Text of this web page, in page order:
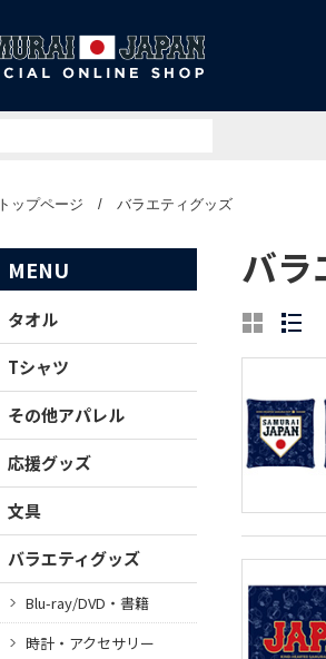
侍ジャ
トップページ / バラエティグッズ
MENU
タオル
Tシャツ
その他アパレル
応援グッズ
文具
バラエティグッズ
Blu-ray/DVD・書籍
時計・アクセサリー
バラ